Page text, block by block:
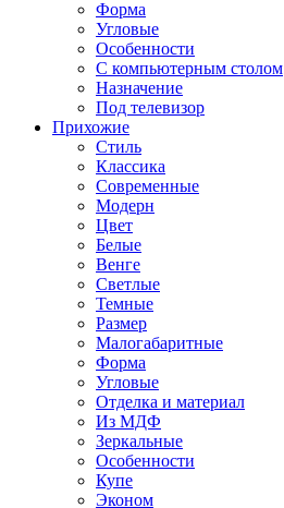
Форма
Угловые
Особенности
С компьютерным столом
Назначение
Под телевизор
Прихожие
Стиль
Классика
Современные
Модерн
Цвет
Белые
Венге
Светлые
Темные
Размер
Малогабаритные
Форма
Угловые
Отделка и материал
Из МДФ
Зеркальные
Особенности
Купе
Эконом